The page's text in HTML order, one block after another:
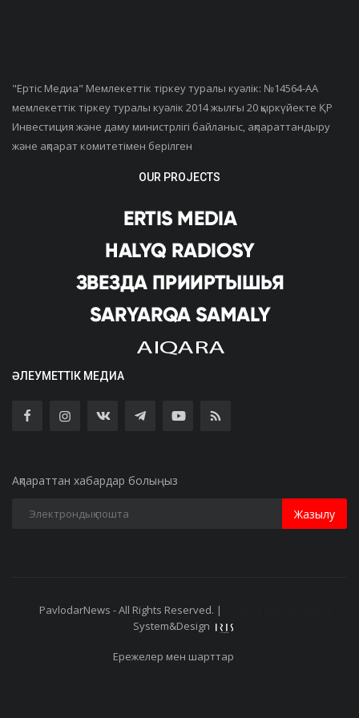
"Ертiс Медиа" Мемлекеттік тіркеу туралы куәлік: №14564-АА
мемлекеттік тіркеу туралы куәлік 2014 жылғы 20 қыркүйекте ҚР
Инвестиция және даму министрлігі байланыс, ақпараттандыру
және ақпарат комитетімен берілген
OUR PROJECTS
ӘЛЕУМЕТТІК МЕДИА
Ақпараттан хабардар болыңыз
Жазылу
PavlodarNews - All Rights Reserved. |
System&Design
Ережелер мен шарттар